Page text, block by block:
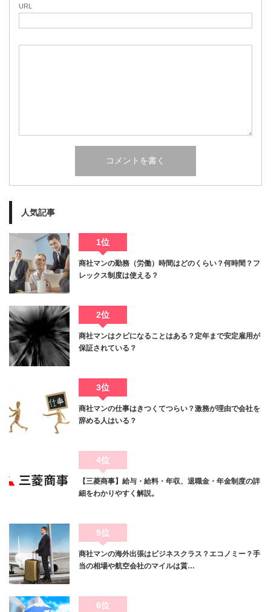
URL
人気記事
1位
商社マンの勤務（労働）時間はどのくらい？何時間？フ
レックス制度は使える？
2位
商社マンはクビになることはある？定年まで安定雇用が
保証されている？
3位
商社マンの仕事はきつくてつらい？激務が理由で会社を
辞める人はいる？
4位
【三菱商事】給与・給料・年収、退職金・年金制度の詳
細をわかりやすく解説。
5位
商社マンの海外出張はビジネスクラス？エコノミー？手
当の相場や航空会社のマイルは貰…
6位